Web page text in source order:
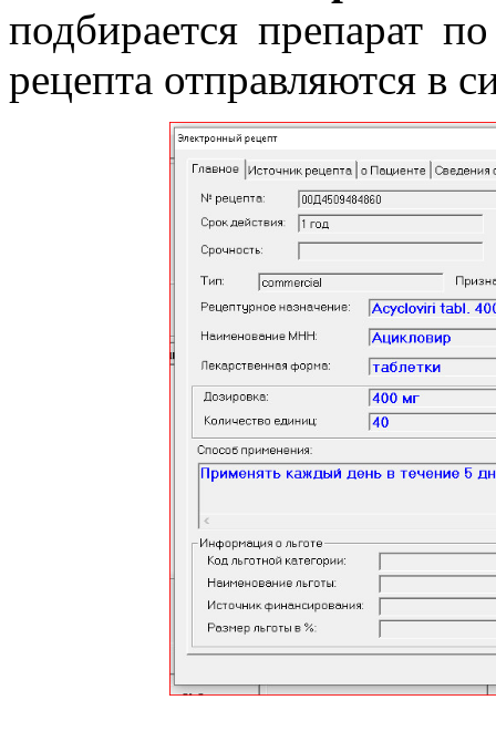
подбирается препарат
рецепта отправляются в